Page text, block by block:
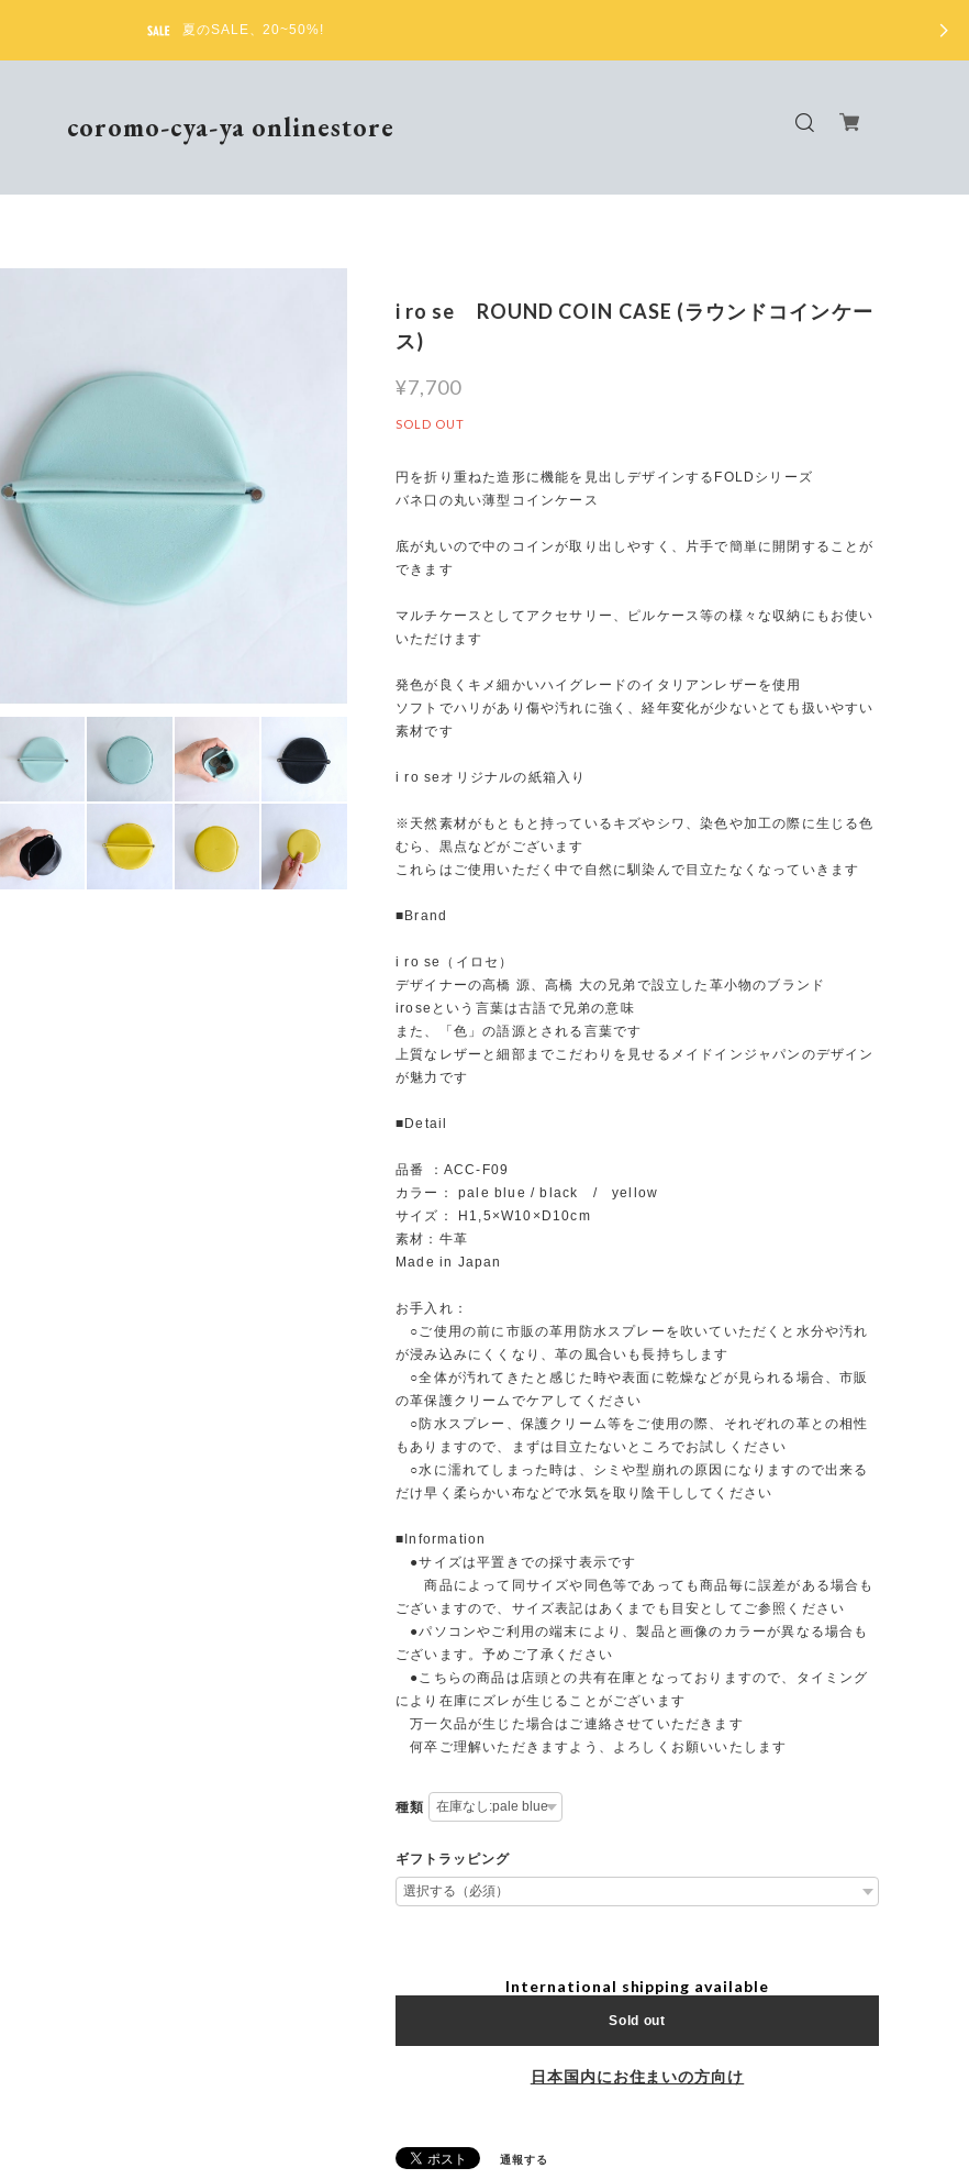
夏のSALE、20~50%!
coromo-cya-ya onlinestore
i ro se ROUND COIN CASE (ラウンドコインケー
ス)
¥7,700
SOLD OUT
円を折り重ねた造形に機能を見出しデザインするFOLDシリーズ
バネ口の丸い薄型コインケース
底が丸いので中のコインが取り出しやすく、片手で簡単に開閉することが
できます
マルチケースとしてアクセサリー、ピルケース等の様々な収納にもお使い
いただけます
発色が良くキメ細かいハイグレードのイタリアンレザーを使用
ソフトでハリがあり傷や汚れに強く、経年変化が少ないとても扱いやすい
素材です
i ro seオリジナルの紙箱入り
※天然素材がもともと持っているキズやシワ、染色や加工の際に生じる色
むら、黒点などがございます
これらはご使用いただく中で自然に馴染んで目立たなくなっていきます
■Brand
i ro se（イロセ）
デザイナーの高橋 源、高橋 大の兄弟で設立した革小物のブランド
iroseという言葉は古語で兄弟の意味
また、「色」の語源とされる言葉です
上質なレザーと細部までこだわりを見せるメイドインジャパンのデザイン
が魅力です
■Detail
品番 ：ACC-F09
カラー： pale blue / black / yellow
サイズ： H1,5×W10×D10cm
素材：牛革
Made in Japan
お手入れ：
○ご使用の前に市販の革用防水スプレーを吹いていただくと水分や汚れ
が浸み込みにくくなり、革の風合いも長持ちします
○全体が汚れてきたと感じた時や表面に乾燥などが見られる場合、市販
の革保護クリームでケアしてください
○防水スプレー、保護クリーム等をご使用の際、それぞれの革との相性
もありますので、まずは目立たないところでお試しください
○水に濡れてしまった時は、シミや型崩れの原因になりますので出来る
だけ早く柔らかい布などで水気を取り陰干ししてください
■Information
●サイズは平置きでの採寸表示です
商品によって同サイズや同色等であっても商品毎に誤差がある場合も
ございますので、サイズ表記はあくまでも目安としてご参照ください
●パソコンやご利用の端末により、製品と画像のカラーが異なる場合も
ございます。予めご了承ください
●こちらの商品は店頭との共有在庫となっておりますので、タイミング
により在庫にズレが生じることがございます
万一欠品が生じた場合はご連絡させていただきます
何卒ご理解いただきますよう、よろしくお願いいたします
種類
ギフトラッピング
International shipping available
Sold out
日本国内にお住まいの方向け
通報する